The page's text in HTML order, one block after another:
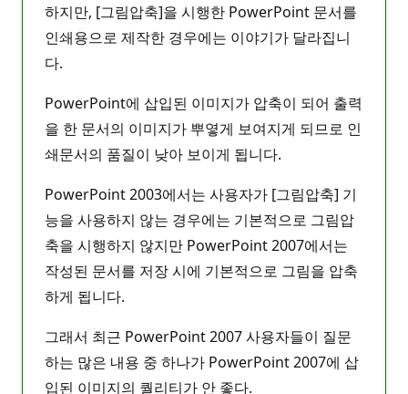
하지만, [그림압축]을 시행한 PowerPoint 문서를
인쇄용으로 제작한 경우에는 이야기가 달라집니
다.
PowerPoint에 삽입된 이미지가 압축이 되어 출력
을 한 문서의 이미지가 뿌옇게 보여지게 되므로 인
쇄문서의 품질이 낮아 보이게 됩니다.
PowerPoint 2003에서는 사용자가 [그림압축] 기
능을 사용하지 않는 경우에는 기본적으로 그림압
축을 시행하지 않지만 PowerPoint 2007에서는
작성된 문서를 저장 시에 기본적으로 그림을 압축
하게 됩니다.
그래서 최근 PowerPoint 2007 사용자들이 질문
하는 많은 내용 중 하나가 PowerPoint 2007에 삽
입된 이미지의 퀄리티가 안 좋다.